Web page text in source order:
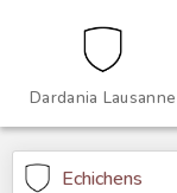
Dardania Lausanne
Echichens